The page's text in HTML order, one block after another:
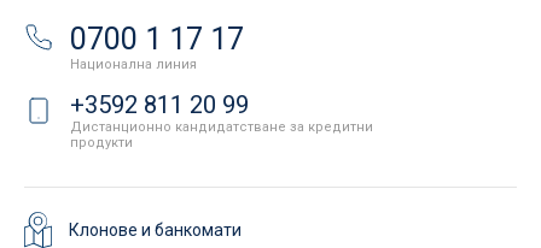
0700 1 17 17
Национална линия
+3592 811 20 99
Дистанционно кандидатстване за кредитни
продукти
Клонове и банкомати